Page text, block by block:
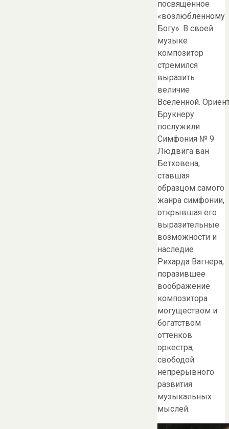
посвящённое
«возлюбленному
Богу». В своей
музыке
композитор
стремился
выразить
величие
Вселенной.
Брукнеру
послужили
Симфония № 9
Людвига ван
Бетховена,
ставшая
образцом самого
жанра симфонии,
открывшая его
выразительные
возможности и
наследие
Рихарда Вагнера,
поразившее
воображение
композитора
могуществом и
богатством
оттенков
оркестра,
свободой
непрерывного
развития
музыкальных
мыслей.